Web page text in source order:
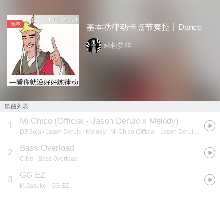
歌单
275.7万
基本功律动卡点节奏控丨Dance
莉莉萝丝
歌曲列表
1 Mi Chico (Official - Jason Derulo x Melody)
DJ Goja / Jason Derulo / Melody - Mi Chico (Official - Jason Derulo x Melody)
2 Bass Overload
Clive - Bass Overload
3 GG EZ
M.Sasuke - GG EZ